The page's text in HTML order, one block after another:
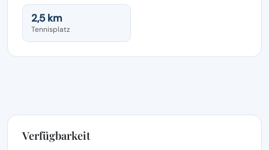
2,5 km
Tennisplatz
Verfügbarkeit